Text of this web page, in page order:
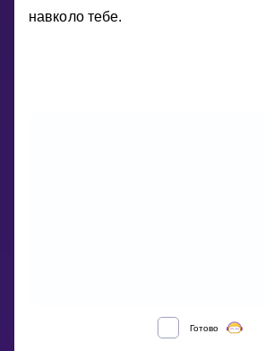
навколо тебе.
Готово